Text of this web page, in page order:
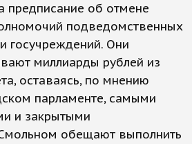
предписание об отмене
подведомственных
госучреждений. Они
миллиарды рублей из
оставаясь, по мнению
парламенте, самыми
и закрытыми
Смольном обещают выполнить